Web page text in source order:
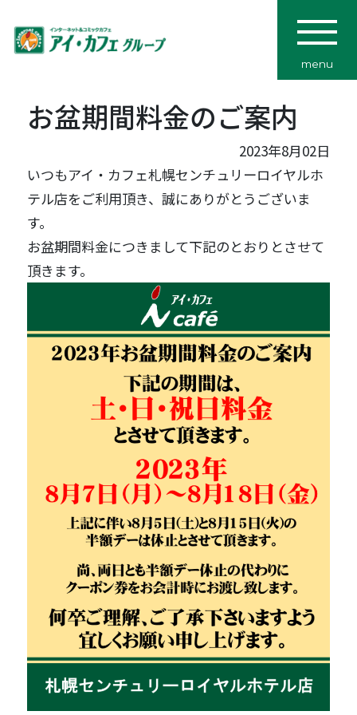
menu
お盆期間料金のご案内
2023年8月02日
いつもアイ・カフェ札幌センチュリーロイヤルホ
テル店をご利用頂き、誠にありがとうございま
す。
お盆期間料金につきまして下記のとおりとさせて
頂きます。